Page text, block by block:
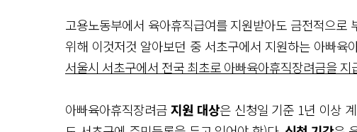
고용노동부에서 육아휴직급여를 지원받아도 금전적으
위해 이것저것 알아보던 중 서초구에서 지원하는 아빠육
서울시 서초구에서 전국 최초로 아빠육아휴직장려금을 지
아빠육아휴직장려금지원 대상은 신청일 기준 1년 이상